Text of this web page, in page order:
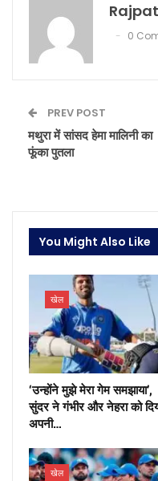
0
PREV POST
मथुरा में सांसद हेमा मालिनी का
फूंका पुतला
You Might Also Like
खेल
‘उन्होंने मुझे मेरा गेम समझाया’,
सुंदर ने गंभीर और नेहरा को
अपनी…
खेल